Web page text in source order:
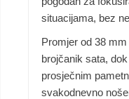
situacijama, bez
Promjer od 38
brojčanik sata,
prosječnim
svakodnevno